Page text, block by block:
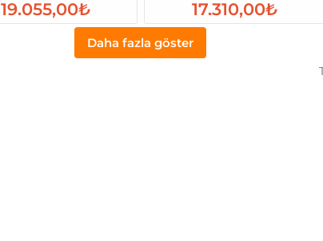
19.055,00₺ 17.310,00₺
Daha fazla göster